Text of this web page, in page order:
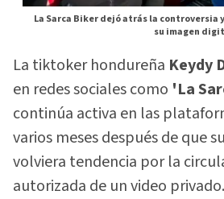
La Sarca Biker dejó atrás la
su imagen
La tiktoker hondureña Keydy
en redes sociales como 'La
continúa activa en las
varios meses después de que
volviera tendencia por la
autorizada de un video privado.